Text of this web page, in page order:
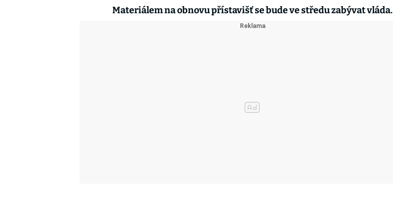
Materiálem na obnovu přístavišť se bude ve středu zabývat vláda.